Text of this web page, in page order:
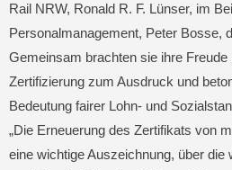
Rail NRW, Ronald R. F. Lünser, im
Personalmanagement, Peter Bosse,
Gemeinsam brachten sie ihre
Zertifizierung zum Ausdruck und
Bedeutung fairer Lohn- und
„Die Erneuerung des Zertifikats von
eine wichtige Auszeichnung, über die